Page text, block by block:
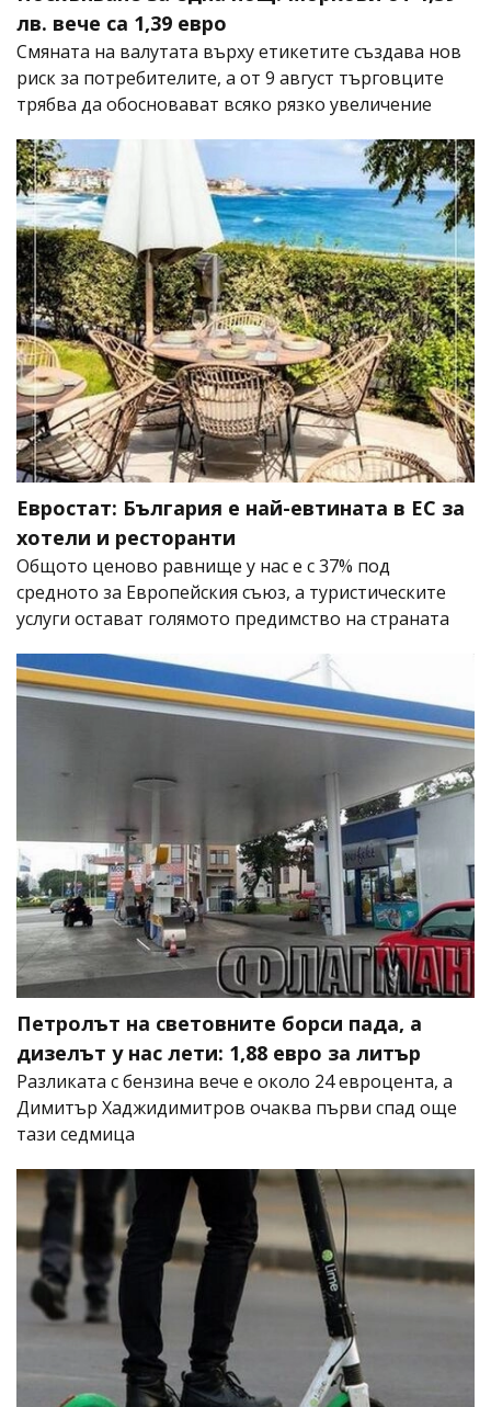
лв. вече са 1,39 евро
Смяната на валутата върху етикетите създава нов
риск за потребителите, а от 9 август търговците
трябва да обосновават всяко рязко увеличение
Евростат: България е най-евтината в ЕС за
хотели и ресторанти
Общото ценово равнище у нас е с 37% под
средното за Европейския съюз, а туристическите
услуги остават голямото предимство на страната
Петролът на световните борси пада, а
дизелът у нас лети: 1,88 евро за литър
Разликата с бензина вече е около 24 евроцента, а
Димитър Хаджидимитров очаква първи спад още
тази седмица